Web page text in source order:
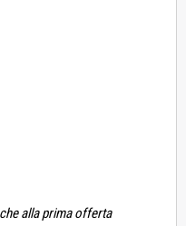
alla prima offerta